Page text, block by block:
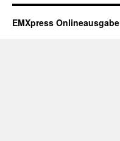
EMXpress Onlineausgabe